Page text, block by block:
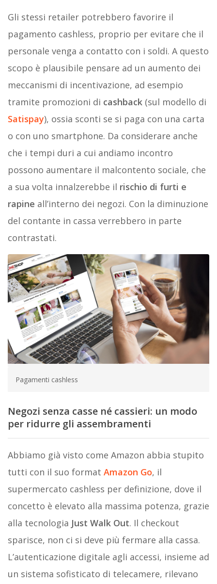
Gli stessi retailer potrebbero favorire il
pagamento cashless, proprio per evitare che il
personale venga a contatto con i soldi. A questo
scopo è plausibile pensare ad un aumento dei
meccanismi di incentivazione, ad esempio
tramite promozioni di cashback(sul modello di
Satispay), ossia sconti se si paga con una carta
o con uno smartphone. Da considerare anche
che i tempi duri a cui andiamo incontro
possono aumentare il malcontento sociale, che
a sua volta innalzerebbe il rischio di furti e
rapine all’interno dei negozi. Con la diminuzione
del contante in cassa verrebbero in parte
contrastati.
Pagamenti cashless
Negozi senza casse né cassieri: un modo
per ridurre gli assembramenti
Abbiamo già visto come Amazon abbia stupito
tutti con il suo format Amazon Go, il
supermercato cashless per definizione, dove il
concetto è elevato alla massima potenza, grazie
alla tecnologia Just Walk Out. Il checkout
sparisce, non ci si deve più fermare alla cassa.
L’autenticazione digitale agli accessi, insieme ad
un sistema sofisticato di telecamere, rilevano